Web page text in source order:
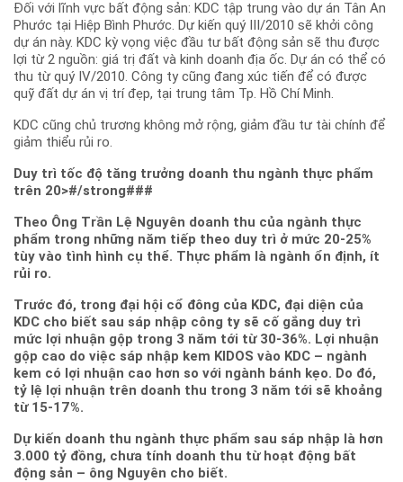
Đối với lĩnh vực bất động sản: KDC tập trung vào dự án Tân An
Phước tại Hiệp Bình Phước. Dự kiến quý III/2010 sẽ khởi công
dự án này. KDC kỳ vọng việc đầu tư bất động sản sẽ thu được
lợi từ 2 nguồn: giá trị đất và kinh doanh địa ốc. Dự án có thể có
thu từ quý IV/2010. Công ty cũng đang xúc tiến để có được
quỹ đất dự án vị trí đẹp, tại trung tâm Tp. Hồ Chí Minh.
KDC cũng chủ trương không mở rộng, giảm đầu tư tài chính để
giảm thiểu rủi ro.
Duy trì tốc độ tăng trưởng doanh thu ngành thực phẩm
trên 20>#/strong###
Theo Ông Trần Lệ Nguyên doanh thu của ngành thực
phẩm trong những năm tiếp theo duy trì ở mức 20-25%
tùy vào tình hình cụ thể. Thực phẩm là ngành ổn định, ít
rủi ro.
Trước đó, trong đại hội cổ đông của KDC, đại diện của
KDC cho biết sau sáp nhập công ty sẽ cố gắng duy trì
mức lợi nhuận gộp trong 3 năm tới từ 30-36%. Lợi nhuận
gộp cao do việc sáp nhập kem KIDOS vào KDC – ngành
kem có lợi nhuận cao hơn so với ngành bánh kẹo. Do đó,
tỷ lệ lợi nhuận trên doanh thu trong 3 năm tới sẽ khoảng
từ 15-17%.
Dự kiến doanh thu ngành thực phẩm sau sáp nhập là hơn
3.000 tỷ đồng, chưa tính doanh thu từ hoạt động bất
động sản – ông Nguyên cho biết.